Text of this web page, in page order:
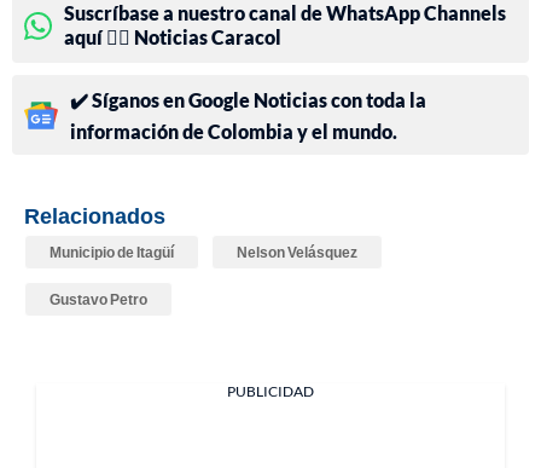
Suscríbase a nuestro canal de WhatsApp Channels
aquí 👉🏻 Noticias Caracol
✔️ Síganos en Google Noticias con toda la
información de Colombia y el mundo.
Relacionados
Municipio de Itagüí Nelson Velásquez
Gustavo Petro
PUBLICIDAD